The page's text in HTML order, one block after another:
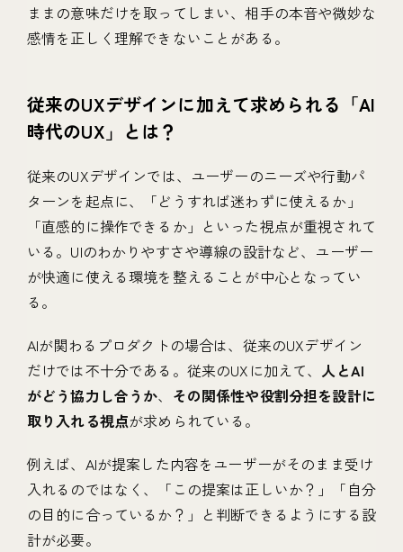
ままの意味だけを取ってしまい、相手の本音や微妙な
感情を正しく理解できないことがある。
従来のUXデザインに加えて求められる「AI
時代のUX」とは？
従来のUXデザインでは、ユーザーのニーズや行動パ
ターンを起点に、「どうすれば迷わずに使えるか」
「直感的に操作できるか」といった視点が重視されて
いる。UIのわかりやすさや導線の設計など、ユーザー
が快適に使える環境を整えることが中心となってい
る。
AIが関わるプロダクトの場合は、従来のUXデザイン
だけでは不十分である。従来のUXに加えて、 人とAI
がどう協力し合うか、 その関係性や役割分担を設計に
取り入れる視点が求められている。
例えば、AIが提案した内容をユーザーがそのまま受け
入れるのではなく、「この提案は正しいか？」「自分
の目的に合っているか？」と判断できるようにする設
計が必要。